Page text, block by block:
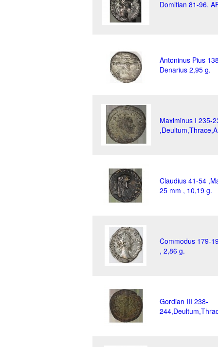
Domitian 81-96,
Antoninus Pius
Denarius 2,95 g.
Maximinus I 235-
Claudius 41-54
25 mm , 10,19 g.
Commodus 179-
, 2,86 g.
Gordian III 238-